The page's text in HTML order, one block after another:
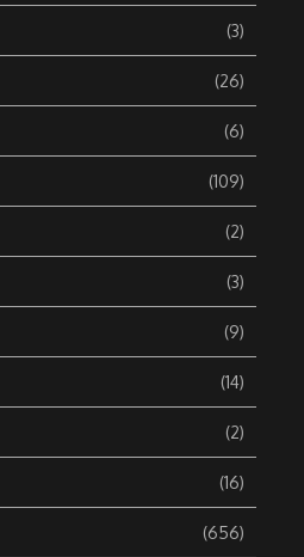
(3)
(26)
(6)
(109)
(2)
(3)
(9)
(14)
(2)
(16)
(656)